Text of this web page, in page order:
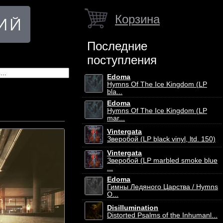
Корзина
Последние
поступления
Edoma
Hymns Of The Ice Kingdom (LP
bla...
Edoma
Hymns Of The Ice Kingdom (LP
mar...
Vintergata
Зверобой (LP black vinyl, ltd. 150)
Vintergata
Зверобой (LP marbled smoke blue
...
Edoma
Гимны Ледяного Царства / Hymns
O...
Disillumination
Distorted Psalms of the Inhumanl...